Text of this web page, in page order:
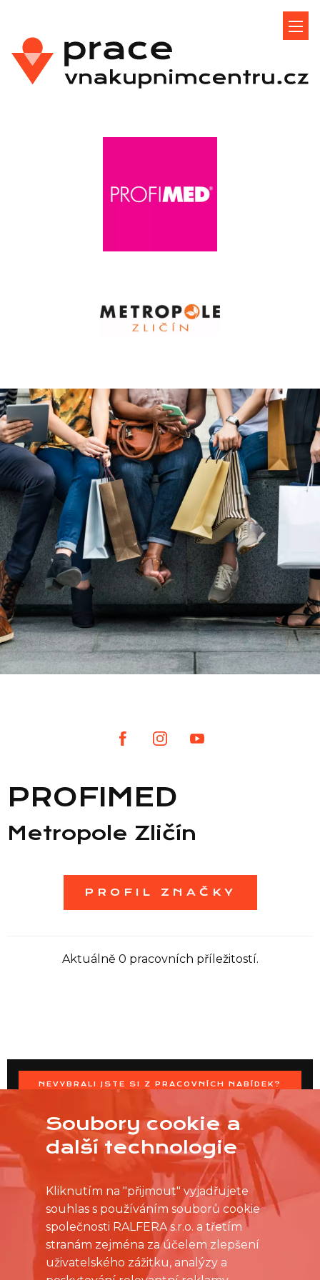
Seznam NC
PROFIMED
Metropole Zličín
PROFIL ZNAČKY
Aktuálně 0 pracovních příležitostí.
NEVYBRALI JSTE SI Z PRACOVNÍCH NABÍDEK?
OSLOVTE PRODEJNU PŘÍMO S VAŠIMI ČASOVÝMI
MOŽNOSTMI
Soubory cookie a
další technologie
Kliknutím na "přijmout" vyjadřujete
souhlas s používáním souborů cookie
společnosti RALFERA s.r.o. a třetím
stranám zejména za účelem zlepšení
uživatelského zážitku, analýzy a